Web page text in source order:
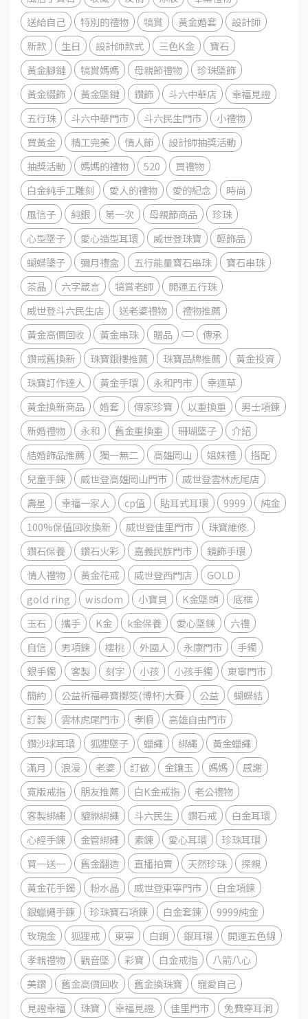
送給自己
特別的禮物 犒賞 黃金婚套
設計師
新款
生日 設計師款式 三色K金
寶石
黃金腳鏈
犒賞媽媽 母親節禮物
珍珠墜飾
黃金綴飾
黃金墜鏈 鑽飾 斗六中華店
幸福見證
五行珠
斗六中華門市 斗六民生門市
小禮物
買黃金
精工完美 情人節
設計師抽獎活動
抽獎活動
媽媽的禮物 520
買禮物
白金純手工雕刻
愛人的禮物 愛的紀念
時尚
風信子
純銀 第一次 母親節商品
珍珠
心型墜子
愛心造型耳環 威世登珠寶
輕飾品
蝴蝶墬子
彌月禮盒 五行能量寶石串珠
寶石串珠
茶晶
六字箴言 犒賞老師
開運五行珠
威世登斗六民生店
送老婆禮物
禮物推薦
黃金高價回收
黃金串珠 贈品
傳承
鑽戒舊換新
珠寶銀樓推薦 珠寶品牌推薦
黃金投資
珠寶訂作達人
黃金手環 永和門市
幸運草
黃金換新商品
婚套 傳家珍寶 以重換重
男士項鍊
新婚禮物
永和 舊金重換重 珊瑚墜子
介紹
結婚飾品推薦
獨一無二 高雄岡山 姐妹禮
搭配
兒童手鍊
威世登高雄岡山門市
威世登雲林虎尾店
壽星
幸福一家人 cp值 貼耳式耳環 9999
純金
100%保值回收換新
威世登佳里門市
珠寶維修.
鑽石保養
鑽石火彩 嘉義民族門市
鏡飾手環
情人禮物
黃金花戒 威世登西門店
GOLD
gold ring
wisdom 小寶貝 K金墜頭
底框
玉石
攜手 K金 k金保養 愛心墜鍊
六禮
自信
男項鍊 櫻桃 外國人 永康門市
手鐲
銀手鐲
客製 刻字 小孩 小孩手鐲
東寧門市
簡約
公益祈福尋寶擲筊(博杯)大賽 公益
蝴蝶結
訂製
雲林虎尾門市 孝順
高雄自由門市
鑽沙球耳環
狐狸墜子 蠟繩 綁繩
黃金蠟繩
滿月
浪漫 老婆 訂做 金鑲玉 媽媽
感謝
寬版戒指
朋友推薦 白K金戒指
老公禮物
客製綁繩
貔貅綁繩 斗六民生 鑽石戒
白金耳環
心經手鍊
金管綁繩 素鍊 愛心耳環
珍珠耳環
買一送一
舊金翻造 直播拍賣 天然珍珠
探親
黃金花手鐲
粉水晶 威世登東寧門市
白金項鍊
銀蠟繩手鍊
珍珠寶石項鍊 白金套鍊
9999純金
玫瑰金
狐狸戒 東寧 白鋼 銀耳環
開運五色線
孝親禮物
觀音墜 彩寶 白金戒指
八箭八心
美鑽
舊金高價回收 舊金換珠寶
寵愛自己
見證幸福
珠寶 幸福見證. 佳里門市
免費穿耳洞